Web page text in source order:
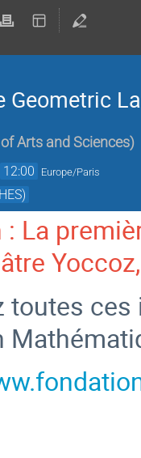
Geometric
Arts and Sciences)
12:00 Europe/Paris
La
toutes